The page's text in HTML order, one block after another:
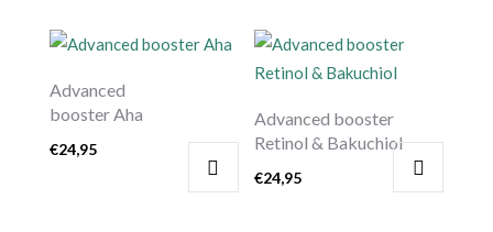
Advanced
booster Aha
€24,95
Advanced booster
Retinol & Bakuchiol
€24,95